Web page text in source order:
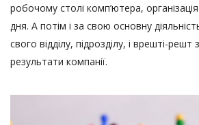
робочому столі комп’ютера,
дня. А потім і за свою основну
свого відділу, підрозділу, і врешті-решт
результати компанії.